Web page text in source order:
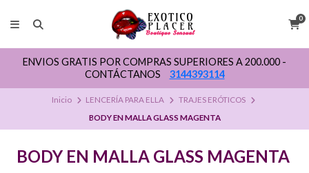
0
ENVIOS GRATIS POR COMPRAS SUPERIORES A 200.000 -
CONTÁCTANOS
3144393114
Inicio LENCERÍA PARA ELLA
TRAJES ERÓTICOS
BODY EN MALLA GLASS MAGENTA
BODY EN MALLA GLASS MAGENTA